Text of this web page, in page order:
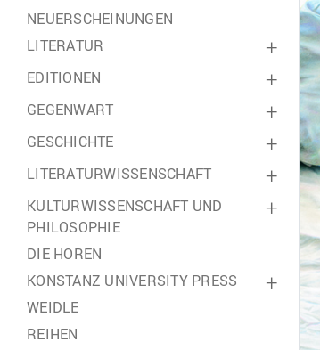
NEUERSCHEINUNGEN
+
LITERATUR
+
EDITIONEN
+
GEGENWART
+
GESCHICHTE
+
LITERATURWISSENSCHAFT
+
KULTURWISSENSCHAFT UND
PHILOSOPHIE
DIE HOREN
+
KONSTANZ UNIVERSITY PRESS
WEIDLE
REIHEN